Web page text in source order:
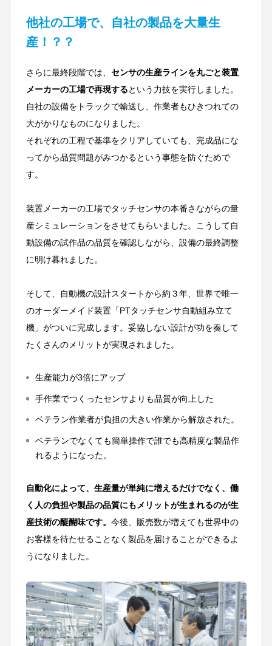
他社の工場で、自社の製品を大量生
産！？？
さらに最終段階では、 センサの生産ラインを丸ごと装置
メーカーの工場で再現するという力技を実行しました。
自社の設備をトラックで輸送し、作業者もひきつれての
大がかりなものになりました。
それぞれの工程で基準をクリアしていても、完成品にな
ってから品質問題がみつかるという事態を防ぐためで
す。
装置メーカーの工場でタッチセンサの本番さながらの量
産シミュレーションをさせてもらいました。こうして自
動設備の試作品の品質を確認しながら、設備の最終調整
に明け暮れました。
そして、自動機の設計スタートから約３年、世界で唯一
のオーダーメイド装置「PTタッチセンサ自動組み立て
機」がついに完成します。妥協しない設計が功を奏して
たくさんのメリットが実現されました。
生産能力が3倍にアップ
手作業でつくったセンサよりも品質が向上した
ベテラン作業者が負担の大きい作業から解放された。
ベテランでなくても簡単操作で誰でも高精度な製品作
れるようになった。
自動化によって、生産量が単純に増えるだけでなく、働
く人の負担や製品の品質にもメリットが生まれるのが生
産技術の醍醐味です。 今後、販売数が増えても世界中の
お客様を待たせることなく製品を届けることができるよ
うになりました。